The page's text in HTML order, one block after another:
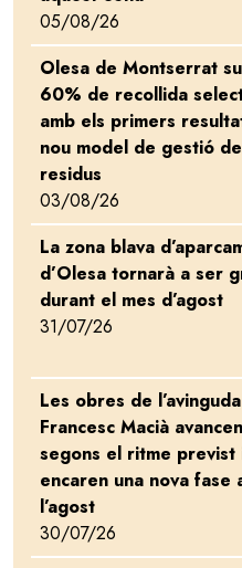
05/08/26
Olesa de Montserrat
60% de recollida
amb els primers
nou model de gestió
residus
03/08/26
La zona blava
d’Olesa tornarà a ser
durant el mes d’agost
31/07/26
Les obres de
Francesc Macià avancen
segons el ritme previst
encaren una nova fase
l’agost
30/07/26